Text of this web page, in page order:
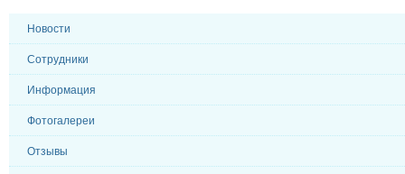
Новости
Сотрудники
Информация
Фотогалереи
Отзывы